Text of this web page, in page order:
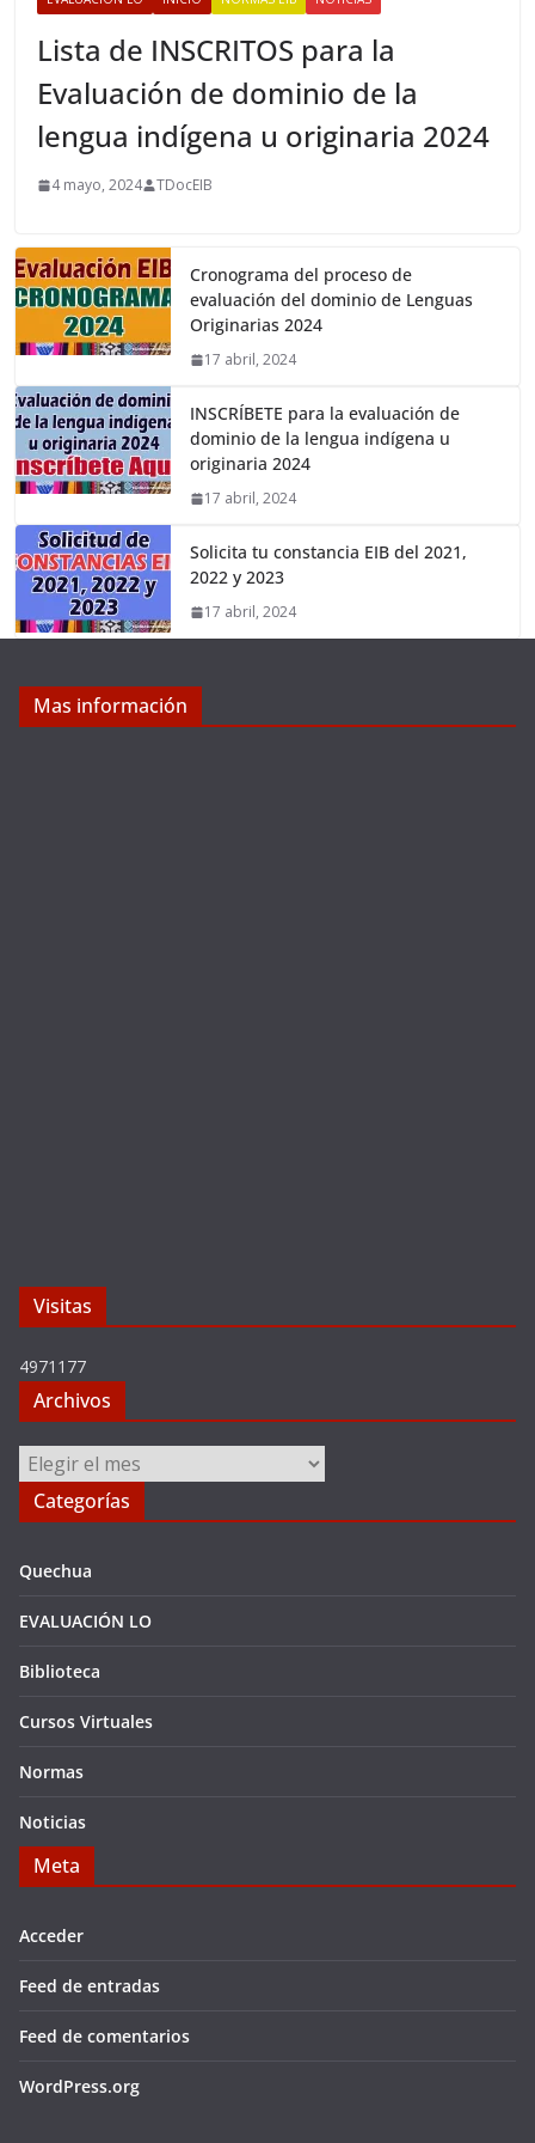
Lista de INSCRITOS para la
Evaluación de dominio de la
lengua indígena u originaria 2024
4 mayo, 2024 TDocEIB
Cronograma del proceso de
evaluación del dominio de Lenguas
Originarias 2024
17 abril, 2024
INSCRÍBETE para la evaluación de
dominio de la lengua indígena u
originaria 2024
17 abril, 2024
Solicita tu constancia EIB del 2021,
2022 y 2023
17 abril, 2024
Mas información
Visitas
4971177
Archivos
Archivos
Categorías
Quechua
EVALUACIÓN LO
Biblioteca
Cursos Virtuales
Normas
Noticias
Meta
Acceder
Feed de entradas
Feed de comentarios
WordPress.org